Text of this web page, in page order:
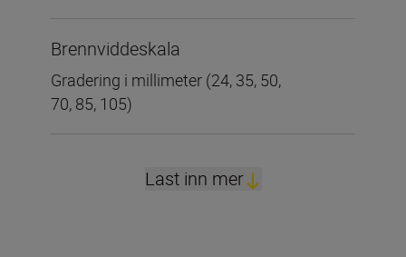
Brennviddeskala
Gradering i millimeter (24, 35, 50,
70, 85, 105)
Last inn mer